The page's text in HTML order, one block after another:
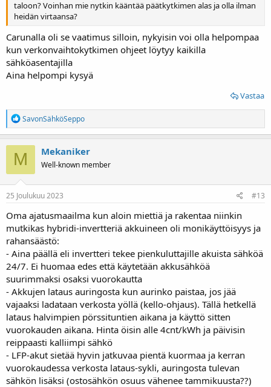
taloon? Voinhan mie nytkin kääntää päätkytkimen alas ja olla ilman
heidän virtaansa?
Carunalla oli se vaatimus silloin, nykyisin voi olla helpompaa
kun verkonvaihtokytkimen ohjeet löytyy kaikilla
sähköasentajilla
Aina helpompi kysyä
Vastaa
R
e
a
k
t
i
o
t
:
SavonSähköSeppo
M Mekaniker
Well-known member
25 Joulukuu 2023 #13
Oma ajatusmaailma kun aloin miettiä ja rakentaa niinkin
mutkikas hybridi-invertteriä akkuineen oli monikäyttöisyys ja
rahansäästö:
- Aina päällä eli invertteri tekee pienkuluttajille akuista sähköä
24/7. Ei huomaa edes että käytetään akkusähköä
suurimmaksi osaksi vuorokautta
- Akkujen lataus auringosta kun aurinko paistaa, jos jää
vajaaksi ladataan verkosta yöllä (kello-ohjaus). Tällä hetkellä
lataus halvimpien pörssituntien aikana ja käyttö sitten
vuorokauden aikana. Hinta öisin alle 4cnt/kWh ja päivisin
reippaasti kalliimpi sähkö
- LFP-akut sietää hyvin jatkuvaa pientä kuormaa ja kerran
vuorokaudessa verkosta lataus-sykli, auringosta tulevan
sähkön lisäksi (ostosähkön osuus vähenee tammikuusta??)